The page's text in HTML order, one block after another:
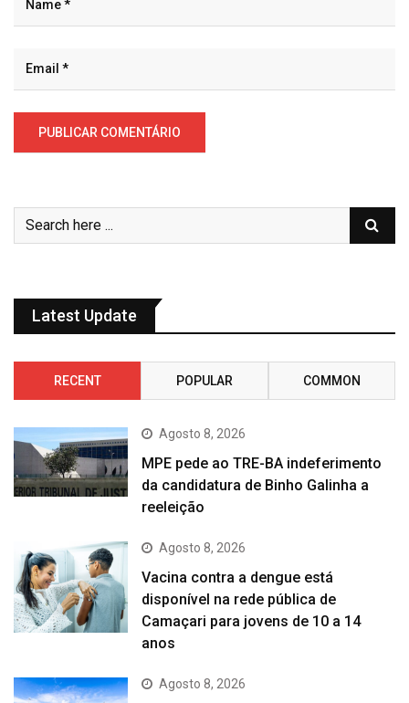
Latest Update
RECENT POPULAR COMMON
Agosto 8, 2026
MPE pede ao TRE-BA indeferimento
da candidatura de Binho Galinha a
reeleição
Agosto 8, 2026
Vacina contra a dengue está
disponível na rede pública de
Camaçari para jovens de 10 a 14
anos
Agosto 8, 2026